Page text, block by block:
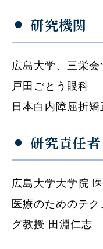
研究機関
広島大学、三栄会
戸田ごとう眼科
日本白内障屈折矯
研究責任者
広島大学大学院
医療のためのテ
グ教授 田淵仁志